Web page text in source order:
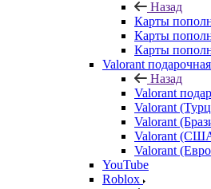
Назад
Карты
Карты
Карты
Valorant
Назад
Valorant
Valorant
Valorant
Valorant
Valorant
YouTube
Roblox